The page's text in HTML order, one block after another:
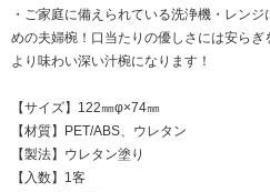
・ご家庭に備えられている洗浄機・レン
めの夫婦椀！口当たりの優しさには安ら
より味わい深い汁椀になります！
【サイズ】122㎜φ×74㎜
【材質】PET/ABS、ウレタン
【製法】ウレタン塗り
【入数】1客